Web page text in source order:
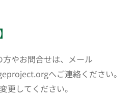
やお問合せは、メール
へご連絡ください。
更してください。